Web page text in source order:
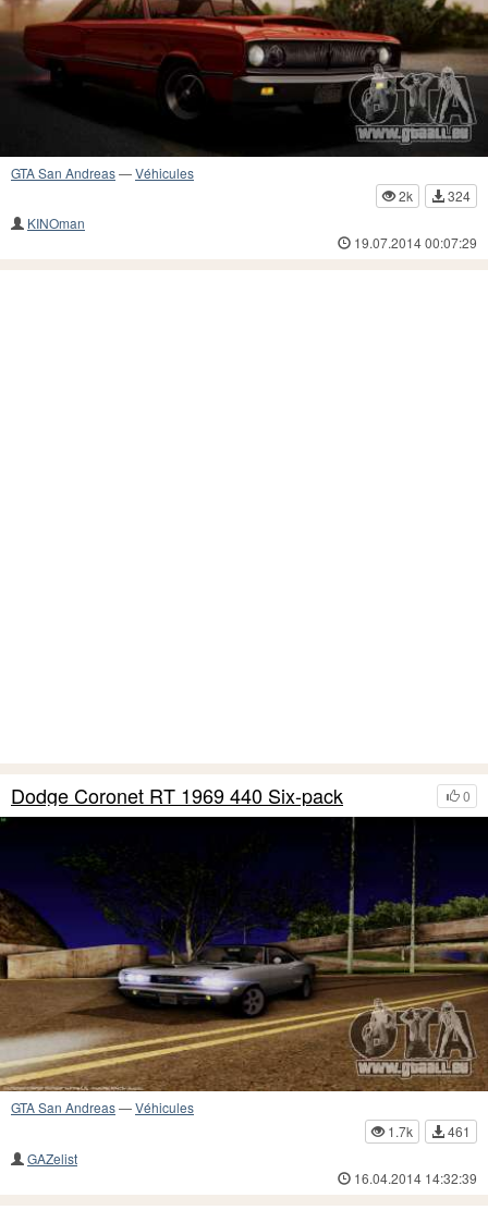
GTA San Andreas—Véhicules
2k
324
KINOman
19.07.2014 00:07:29
0
Dodge Coronet RT 1969 440 Six-pack
GTA San Andreas—Véhicules
1.7k
461
GAZelist
16.04.2014 14:32:39